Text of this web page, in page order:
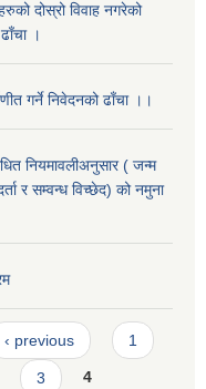
दोस्रो विवाह नगरेको
।
गर्ने निवेदनको ढाँचा ।।
नियमावलीअनुसार ( जन्म
र सम्वन्ध विच्छेद) को नमुना
‹ previous 1
3 4